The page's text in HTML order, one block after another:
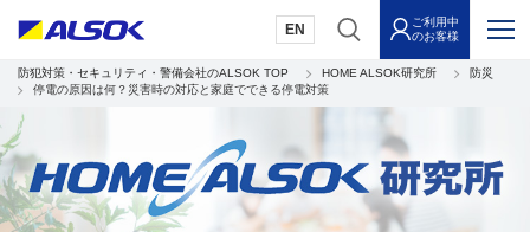
EN
ご利用中
のお客様
防犯対策・セキュリティ・警備会社のALSOK TOP HOME ALSOK研究所
防災
停電の原因は何？災害時の対応と家庭でできる停電対策